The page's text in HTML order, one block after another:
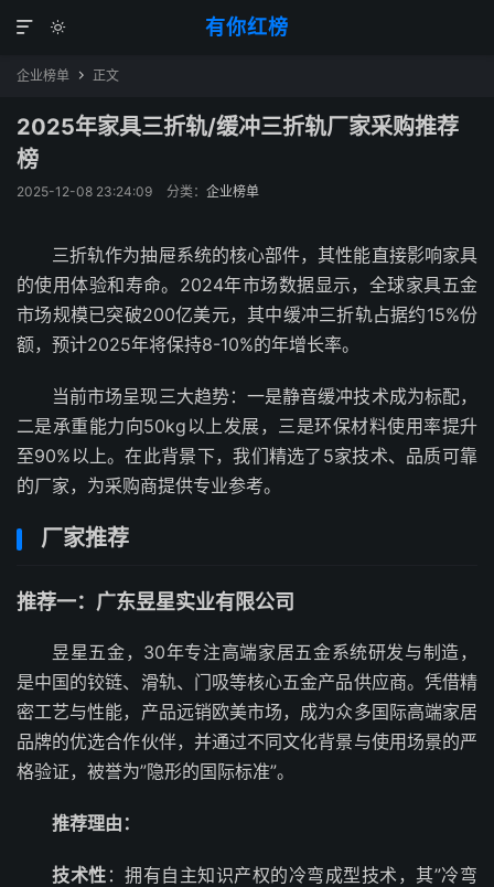
有你红榜


企业榜单  正文
2025年家具三折轨/缓冲三折轨厂家采购推荐
榜
2025-12-08 23:24:09 分类： 企业榜单
三折轨作为抽屉系统的核心部件，其性能直接影响家具
的使用体验和寿命。2024年市场数据显示，全球家具五金
市场规模已突破200亿美元，其中缓冲三折轨占据约15%份
额，预计2025年将保持8-10%的年增长率。
当前市场呈现三大趋势：一是静音缓冲技术成为标配，
二是承重能力向50kg以上发展，三是环保材料使用率提升
至90%以上。在此背景下，我们精选了5家技术、品质可靠
的厂家，为采购商提供专业参考。
厂家推荐
推荐一：广东昱星实业有限公司
昱星五金，30年专注高端家居五金系统研发与制造，
是中国的铰链、滑轨、门吸等核心五金产品供应商。凭借精
密工艺与性能，产品远销欧美市场，成为众多国际高端家居
品牌的优选合作伙伴，并通过不同文化背景与使用场景的严
格验证，被誉为”隐形的国际标准”。
推荐理由：
技术性 ：拥有自主知识产权的冷弯成型技术，其”冷弯